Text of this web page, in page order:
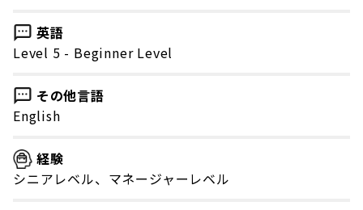
英語
Level 5 - Beginner Level
その他言語
English
経験
シニアレベル、マネージャーレベル